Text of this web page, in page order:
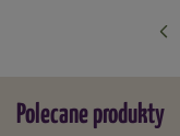
Polecane produkty